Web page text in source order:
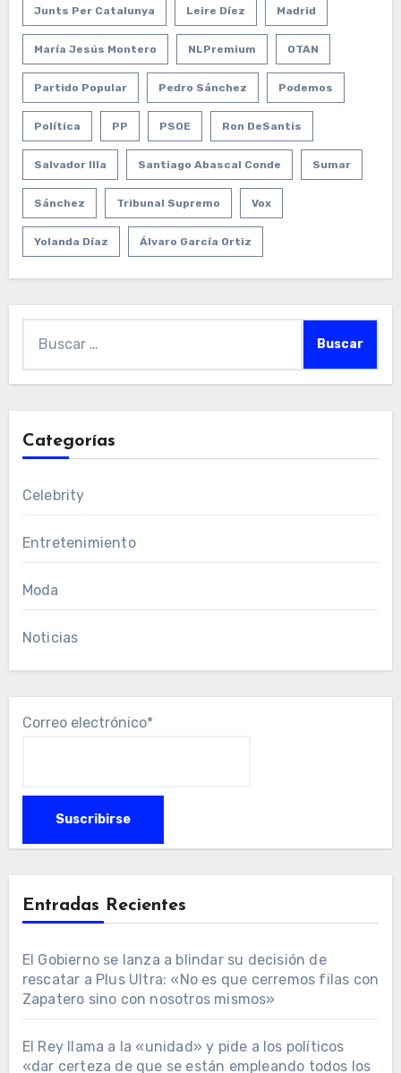
Junts Per Catalunya Leire Díez Madrid
María Jesús Montero NLPremium OTAN
Partido Popular Pedro Sánchez Podemos
Política PP PSOE Ron DeSantis
Salvador Illa Santiago Abascal Conde Sumar
Sánchez Tribunal Supremo Vox
Yolanda Díaz Álvaro García Ortiz
Categorías
Celebrity
Entretenimiento
Moda
Noticias
Correo electrónico*
Entradas Recientes
El Gobierno se lanza a blindar su decisión de
rescatar a Plus Ultra: «No es que cerremos filas con
Zapatero sino con nosotros mismos»
El Rey llama a la «unidad» y pide a los políticos
«dar certeza de que se están empleando todos los